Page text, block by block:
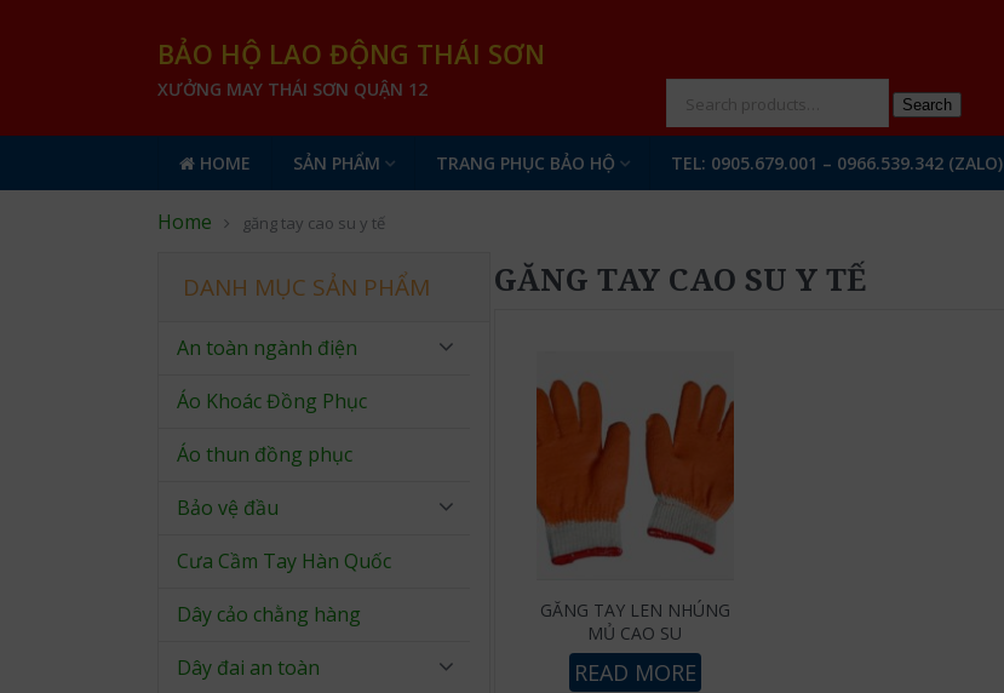
BẢO HỘ LAO ĐỘNG THÁI SƠN
XƯỞNG MAY THÁI SƠN QUẬN 12
Search
HOME SẢN PHẨM TRANG PHỤC BẢO HỘ TEL: 0905.679.001 – 0966.539.342 (ZALO)
Home găng tay cao su y tế
GĂNG TAY CAO SU Y TẾ
GĂNG TAY LEN NHÚNG
MỦ CAO SU
READ MORE
DANH MỤC SẢN PHẨM
An toàn ngành điện
Áo Khoác Đồng Phục
Áo thun đồng phục
Bảo vệ đầu
Cưa Cầm Tay Hàn Quốc
Dây cảo chằng hàng
Dây đai an toàn